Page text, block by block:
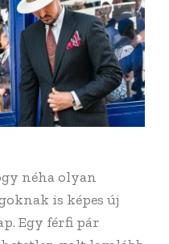
néha olyan
is képes új
Egy férfi pár